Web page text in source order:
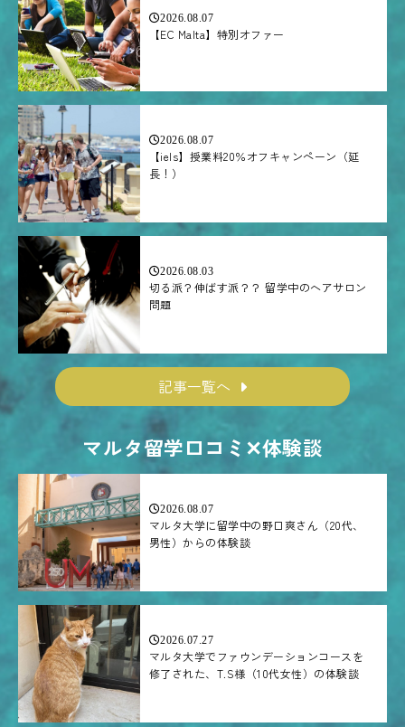
2026.08.07
【EC Malta】特別オファー
2026.08.07
【iels】授業料20％オフキャンペーン（延
長！）
2026.08.03
切る派？伸ばす派？？ 留学中のヘアサロン
問題
記事一覧へ
マルタ留学口コミ✕体験談
2026.08.07
マルタ大学に留学中の野口爽さん（20代、
男性）からの体験談
2026.07.27
マルタ大学でファウンデーションコースを
修了された、T.S様（10代女性）の体験談